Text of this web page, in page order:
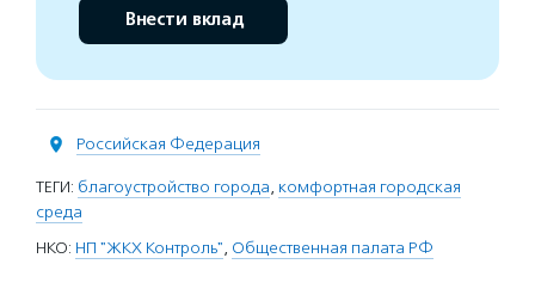
Внести вклад
Российская Федерация
ТЕГИ: благоустройство города, комфортная городская
среда
НКО: НП "ЖКХ Контроль", Общественная палата РФ